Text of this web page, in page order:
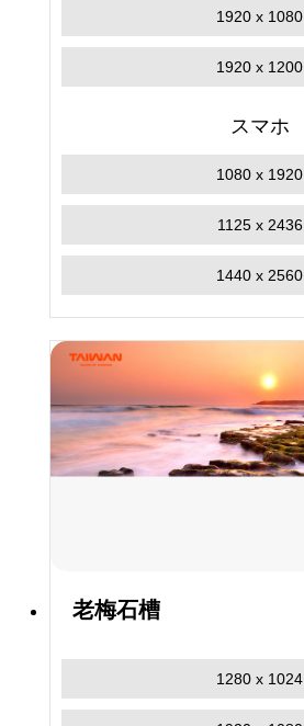
1920 x 1080
1920 x 1200
スマホ
1080 x 1920
1125 x 2436
1440 x 2560
老梅石槽
1280 x 1024